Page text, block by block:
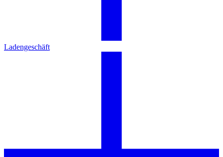
Ladengeschäft